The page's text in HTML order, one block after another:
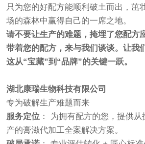
只为您的好配方能顺利破土而出，茁
场的森林中赢得自己的一席之地。
请不要让生产的难题，掩埋了您配方
带着您的配方，来与我们谈谈。让我
这从“宝藏”到“品牌”的关键一跃。
湖北康瑞生物科技有限公司
专为破解生产难题而来
服务定位 ： 为拥有配方的您，提供
产的膏滋代加工全案解决方案。